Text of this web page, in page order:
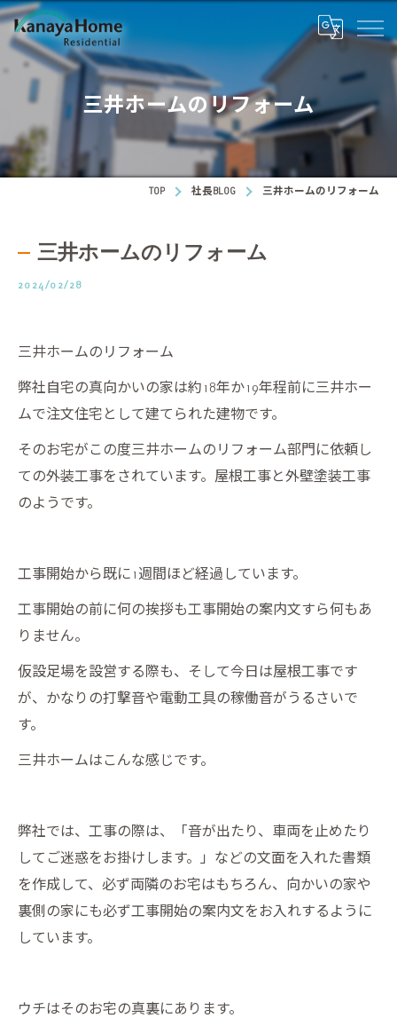
三井ホームのリフォーム
TOP 社長BLOG 三井ホームのリフォーム
三井ホームのリフォーム
2024/02/28
三井ホームのリフォーム
弊社自宅の真向かいの家は約18年か19年程前に三井ホー
ムで注文住宅として建てられた建物です。
そのお宅がこの度三井ホームのリフォーム部門に依頼し
ての外装工事をされています。屋根工事と外壁塗装工事
のようです。
工事開始から既に1週間ほど経過しています。
工事開始の前に何の挨拶も工事開始の案内文すら何もあ
りません。
仮設足場を設営する際も、そして今日は屋根工事です
が、かなりの打撃音や電動工具の稼働音がうるさいで
す。
三井ホームはこんな感じです。
弊社では、工事の際は、「音が出たり、車両を止めたり
してご迷惑をお掛けします。」などの文面を入れた書類
を作成して、必ず両隣のお宅はもちろん、向かいの家や
裏側の家にも必ず工事開始の案内文をお入れするように
しています。
ウチはそのお宅の真裏にあります。